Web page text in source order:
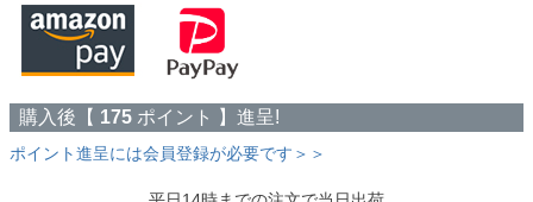
購入後【 175 ポイント 】進呈!
ポイント進呈には会員登録が必要です＞＞